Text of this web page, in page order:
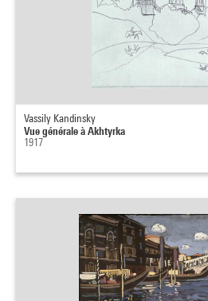
Vassily Kandinsky
Vue générale à Akhtyrka
1917